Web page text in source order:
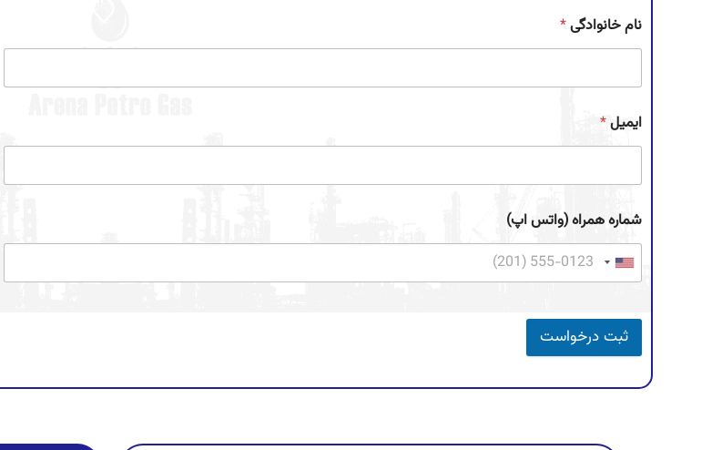
نام خانوادگی*
ایمیل*
شماره همراه (واتس اپ)
ثبت درخواست